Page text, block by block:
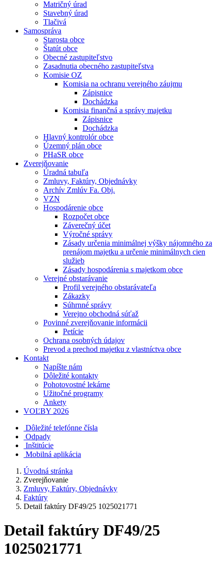
Matričný úrad
Stavebný úrad
Tlačivá
Samospráva
Starosta obce
Štatút obce
Obecné zastupiteľstvo
Zasadnutia obecného zastupiteľstva
Komisie OZ
Komisia na ochranu verejného záujmu
Zápisnice
Dochádzka
Komisia finančná a správy majetku
Zápisnice
Dochádzka
Hlavný kontrolór obce
Územný plán obce
PHaSR obce
Zverejňovanie
Úradná tabuľa
Zmluvy, Faktúry, Objednávky
Archív Zmlúv Fa. Obj.
VZN
Hospodárenie obce
Rozpočet obce
Záverečný účet
Výročné správy
Zásady určenia minimálnej výšky nájomného za
prenájom majetku a určenie minimálnych cien
služieb
Zásady hospodárenia s majetkom obce
Verejné obstarávanie
Profil verejného obstarávateľa
Zákazky
Súhrnné správy
Verejno obchodná súťaž
Povinné zverejňovanie informácii
Petície
Ochrana osobných údajov
Prevod a prechod majetku z vlastníctva obce
Kontakt
Napíšte nám
Dôležité kontakty
Pohotovostné lekárne
Užitočné programy
Ankety
VOĽBY 2026
Dôležité telefónne čísla
Odpady
Inštitúcie
Mobilná aplikácia
Úvodná stránka
Zverejňovanie
Zmluvy, Faktúry, Objednávky
Faktúry
Detail faktúry DF49/25 1025021771
Detail faktúry DF49/25
1025021771